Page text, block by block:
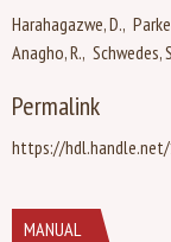
Harahagazwe, D.
Anagho, R. Schwedes,
Permalink
https://hdl.handle.net/
MANUAL